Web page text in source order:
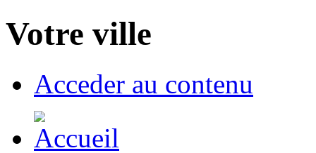
Votre ville
Acceder au contenu